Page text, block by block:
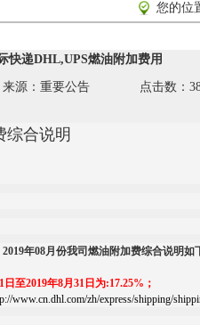
您的位
快递DHL,UPS燃油附加费用
源：重要公告 点击数：
综合说明
2019年08月份我司燃油附加费综合说明如
日至2019年8月31日为:17.25%；
www.cn.dhl.com/zh/express/shipping/